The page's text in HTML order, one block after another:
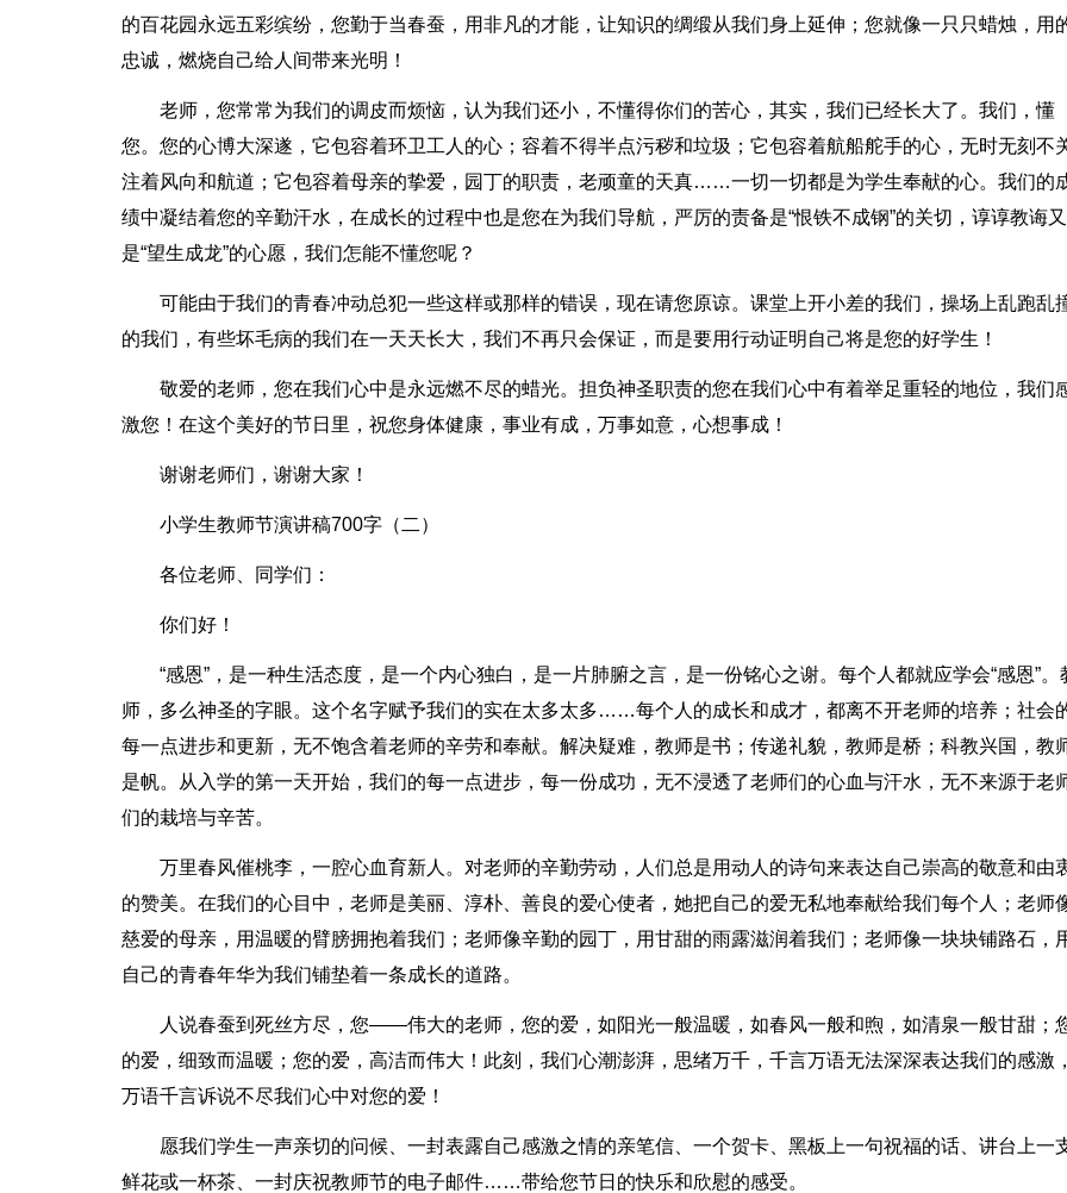
的百花园永远五彩缤纷，您勤于当春蚕，用非凡的才能，让知识的绸缎从我们身上延伸；您就像一只只蜡烛，用
忠诚，燃烧自己给人间带来光明！
老师，您常常为我们的调皮而烦恼，认为我们还小，不懂得你们的苦心，其实，我们已经长大了。我们，懂
您。您的心博大深遂，它包容着环卫工人的心；容着不得半点污秽和垃圾；它包容着航船舵手的心，无时无刻不
注着风向和航道；它包容着母亲的挚爱，园丁的职责，老顽童的天真……一切一切都是为学生奉献的心。我们的
绩中凝结着您的辛勤汗水，在成长的过程中也是您在为我们导航，严厉的责备是“恨铁不成钢”的关切，谆谆教诲又
是“望生成龙”的心愿，我们怎能不懂您呢？
可能由于我们的青春冲动总犯一些这样或那样的错误，现在请您原谅。课堂上开小差的我们，操场上乱跑乱
的我们，有些坏毛病的我们在一天天长大，我们不再只会保证，而是要用行动证明自己将是您的好学生！
敬爱的老师，您在我们心中是永远燃不尽的蜡光。担负神圣职责的您在我们心中有着举足重轻的地位，我们
激您！在这个美好的节日里，祝您身体健康，事业有成，万事如意，心想事成！
谢谢老师们，谢谢大家！
小学生教师节演讲稿700字（二）
各位老师、同学们：
你们好！
“感恩”，是一种生活态度，是一个内心独白，是一片肺腑之言，是一份铭心之谢。每个人都就应学会“感恩”。
师，多么神圣的字眼。这个名字赋予我们的实在太多太多……每个人的成长和成才，都离不开老师的培养；社会
每一点进步和更新，无不饱含着老师的辛劳和奉献。解决疑难，教师是书；传递礼貌，教师是桥；科教兴国，教
是帆。从入学的第一天开始，我们的每一点进步，每一份成功，无不浸透了老师们的心血与汗水，无不来源于老
们的栽培与辛苦。
万里春风催桃李，一腔心血育新人。对老师的辛勤劳动，人们总是用动人的诗句来表达自己崇高的敬意和由
的赞美。在我们的心目中，老师是美丽、淳朴、善良的爱心使者，她把自己的爱无私地奉献给我们每个人；老师
慈爱的母亲，用温暖的臂膀拥抱着我们；老师像辛勤的园丁，用甘甜的雨露滋润着我们；老师像一块块铺路石，
自己的青春年华为我们铺垫着一条成长的道路。
人说春蚕到死丝方尽，您――伟大的老师，您的爱，如阳光一般温暖，如春风一般和煦，如清泉一般甘甜；
的爱，细致而温暖；您的爱，高洁而伟大！此刻，我们心潮澎湃，思绪万千，千言万语无法深深表达我们的感激，
万语千言诉说不尽我们心中对您的爱！
愿我们学生一声亲切的问候、一封表露自己感激之情的亲笔信、一个贺卡、黑板上一句祝福的话、讲台上一
鲜花或一杯茶、一封庆祝教师节的电子邮件……带给您节日的快乐和欣慰的感受。